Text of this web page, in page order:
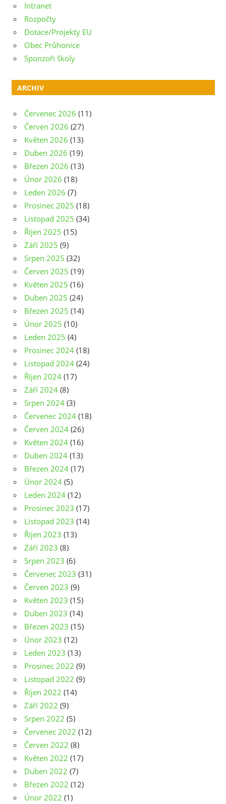
Intranet
Rozpočty
Dotace/Projekty EU
Obec Průhonice
Sponzoři školy
ARCHIV
Červenec 2026 (11)
Červen 2026 (27)
Květen 2026 (13)
Duben 2026 (19)
Březen 2026 (13)
Únor 2026 (18)
Leden 2026 (7)
Prosinec 2025 (18)
Listopad 2025 (34)
Říjen 2025 (15)
Září 2025 (9)
Srpen 2025 (32)
Červen 2025 (19)
Květen 2025 (16)
Duben 2025 (24)
Březen 2025 (14)
Únor 2025 (10)
Leden 2025 (4)
Prosinec 2024 (18)
Listopad 2024 (24)
Říjen 2024 (17)
Září 2024 (8)
Srpen 2024 (3)
Červenec 2024 (18)
Červen 2024 (26)
Květen 2024 (16)
Duben 2024 (13)
Březen 2024 (17)
Únor 2024 (5)
Leden 2024 (12)
Prosinec 2023 (17)
Listopad 2023 (14)
Říjen 2023 (13)
Září 2023 (8)
Srpen 2023 (6)
Červenec 2023 (31)
Červen 2023 (9)
Květen 2023 (15)
Duben 2023 (14)
Březen 2023 (15)
Únor 2023 (12)
Leden 2023 (13)
Prosinec 2022 (9)
Listopad 2022 (9)
Říjen 2022 (14)
Září 2022 (9)
Srpen 2022 (5)
Červenec 2022 (12)
Červen 2022 (8)
Květen 2022 (17)
Duben 2022 (7)
Březen 2022 (12)
Únor 2022 (1)